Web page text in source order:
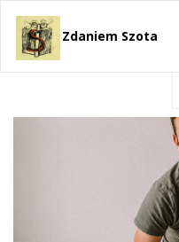
Zdaniem Szota